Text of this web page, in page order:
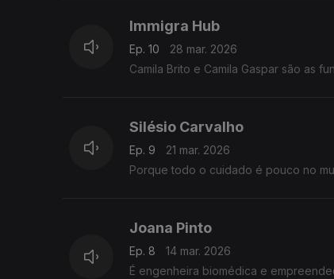
Immigra Hub
Ep. 10
28 mar. 2026
Camila Brito e Camila Gaspar são as
Silésio Carvalho
Ep. 9
21 mar. 2026
Porque todo o cuidado é pouco no
Joana Pinto
Ep. 8
14 mar. 2026
É engenheira biomédica e empreendedora. Com a Letri quer levar jogos de palavras para o